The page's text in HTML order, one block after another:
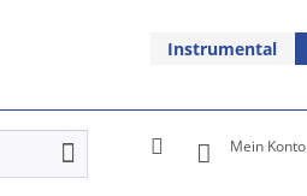
Instrumental
Mein Konto